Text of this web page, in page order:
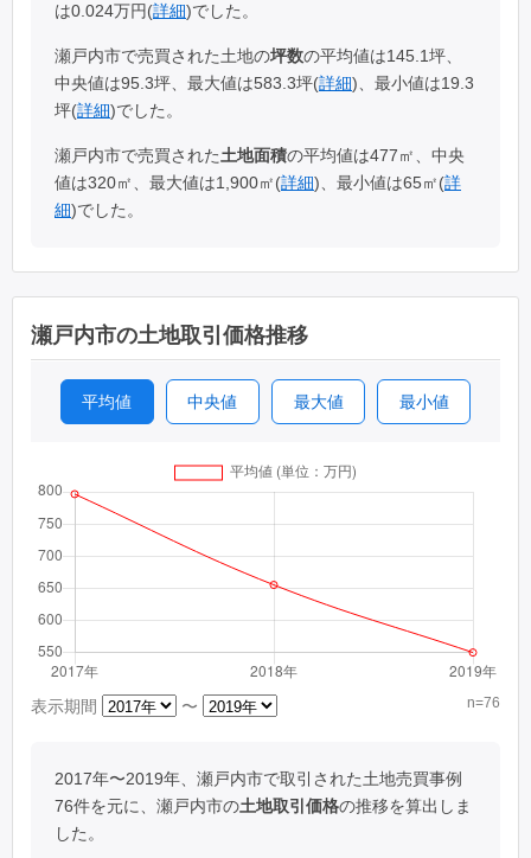
は0.024万円(詳細)でした。
瀬戸内市で売買された土地の坪数の平均値は145.1坪、
中央値は95.3坪、最大値は583.3坪(詳細)、最小値は19.3
坪(詳細)でした。
瀬戸内市で売買された土地面積の平均値は477㎡、中央
値は320㎡、最大値は1,900㎡(詳細)、最小値は65㎡(詳
細)でした。
瀬戸内市の土地取引価格推移
平均値 中央値 最大値 最小値
表示期間 〜 n=76
2017年〜2019年、瀬戸内市で取引された土地売買事例
76件を元に、瀬戸内市の土地取引価格の推移を算出しま
した。